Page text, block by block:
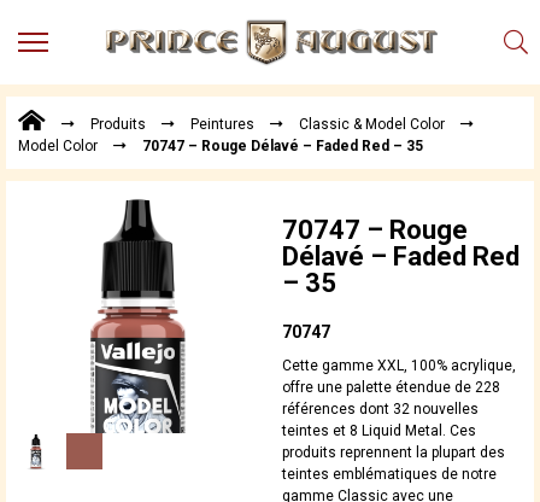
MENU
Points
de
Vente
Actualités
Téléchargements
Techniques,
trucs et
astuces
Vidéos
Produits Peintures
Classic & Model Color
Model Color
70747 – Rouge Délavé – Faded Red – 35
70747 – Rouge
Délavé – Faded Red
– 35
70747
Cette gamme XXL, 100% acrylique,
offre une palette étendue de 228
références dont 32 nouvelles
teintes et 8 Liquid Metal. Ces
produits reprennent la plupart des
teintes emblématiques de notre
gamme Classic avec une